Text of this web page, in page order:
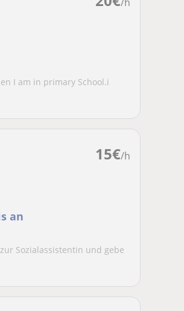
I am in primary School.i
15€/h
an
Sozialassistentin und gebe